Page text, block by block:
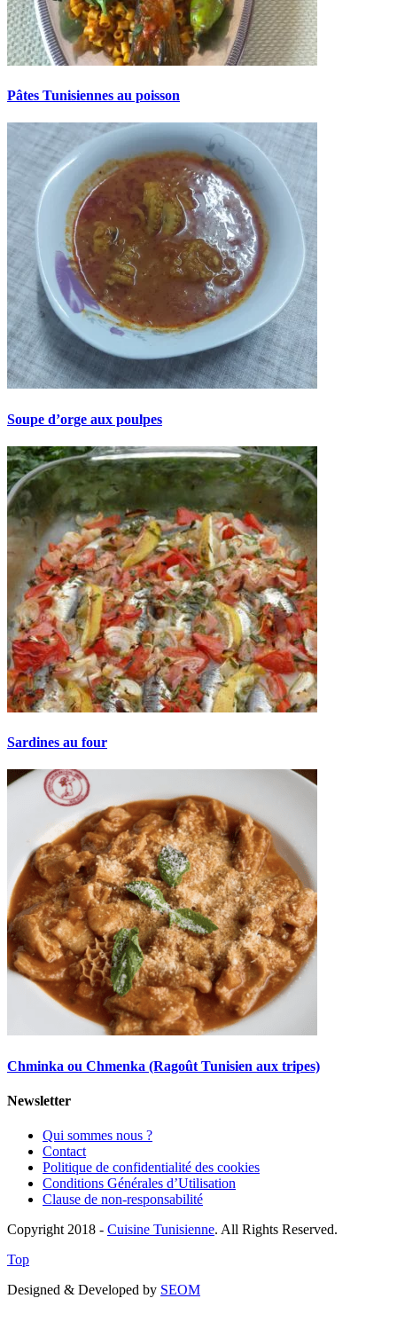
Pâtes Tunisiennes au poisson
Soupe d’orge aux poulpes
Sardines au four
Chminka ou Chmenka (Ragoût Tunisien aux tripes)
Newsletter
Qui sommes nous ?
Contact
Politique de confidentialité des cookies
Conditions Générales d’Utilisation
Clause de non-responsabilité
Copyright 2018 - Cuisine Tunisienne. All Rights Reserved.
Top
Designed & Developed by SEOM